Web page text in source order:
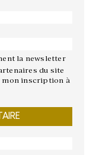
la newsletter
du site
mon inscription à